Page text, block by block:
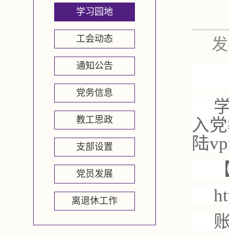
学习园地
工会动态
通知公告
党务信息
教工思政
支部设置
党员发展
离退休工作
入
陆